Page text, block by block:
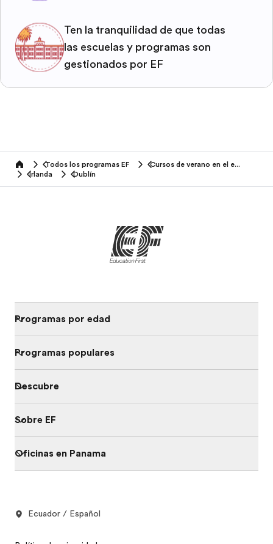
Ten la tranquilidad de que todas
las escuelas y programas son
gestionados por EF
home Todos los programas EF
Cursos de verano en el extranjero
Irlanda
Dublín
Programas por edad
Programas populares
Descubre
Sobre EF
Oficinas en Panama
Ecuador / Español